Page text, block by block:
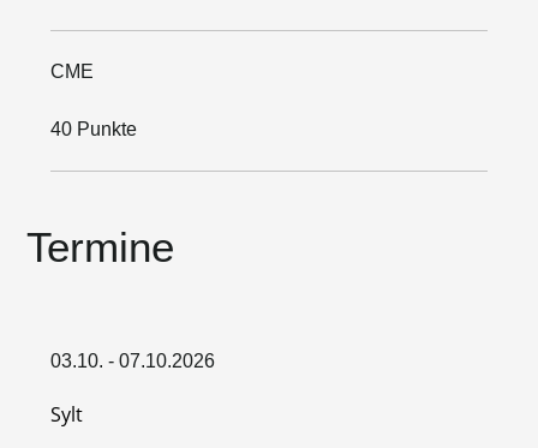
CME
40 Punkte
Termine
03.10. - 07.10.2026
Sylt